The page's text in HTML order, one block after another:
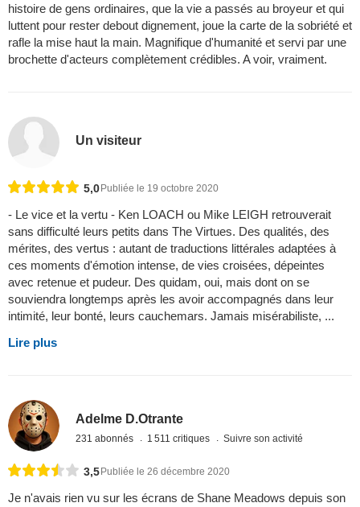
histoire de gens ordinaires, que la vie a passés au broyeur et qui
luttent pour rester debout dignement, joue la carte de la sobriété et
rafle la mise haut la main. Magnifique d'humanité et servi par une
brochette d'acteurs complètement crédibles. A voir, vraiment.
Un visiteur
5,0 Publiée le 19 octobre 2020
- Le vice et la vertu - Ken LOACH ou Mike LEIGH retrouverait
sans difficulté leurs petits dans The Virtues. Des qualités, des
mérites, des vertus : autant de traductions littérales adaptées à
ces moments d'émotion intense, de vies croisées, dépeintes
avec retenue et pudeur. Des quidam, oui, mais dont on se
souviendra longtemps après les avoir accompagnés dans leur
intimité, leur bonté, leurs cauchemars. Jamais misérabiliste, ...
Lire plus
Adelme D.Otrante
231 abonnés 1 511 critiques Suivre son activité
3,5 Publiée le 26 décembre 2020
Je n'avais rien vu sur les écrans de Shane Meadows depuis son